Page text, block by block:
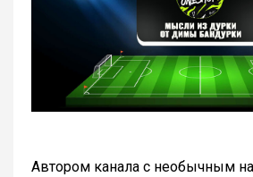
Автором канала с необычным